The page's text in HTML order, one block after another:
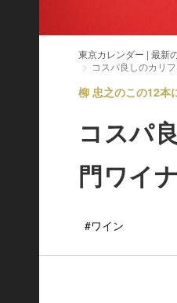
東京カレンダー | 最新
コスパ良しのカリ
柳 忠之のこの12本
コスパ
門ワイ
#ワイン